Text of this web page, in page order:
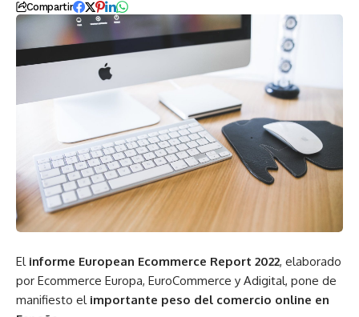
Compartir
El informe European Ecommerce Report 2022, elaborado
por Ecommerce Europa, EuroCommerce y Adigital, pone de
manifiesto el importante peso del comercio online en